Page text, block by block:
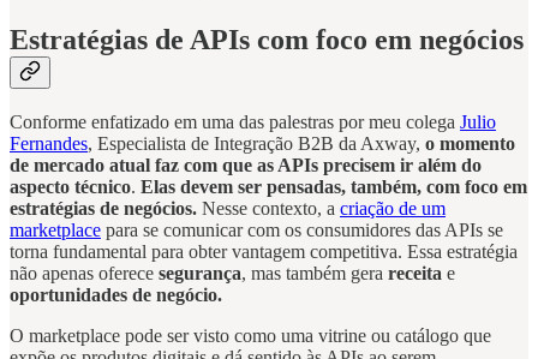
Estratégias de APIs com foco em negócios
Conforme enfatizado em uma das palestras por meu colega Julio
Fernandes, Especialista de Integração B2B da Axway, o momento
de mercado atual faz com que as APIs precisem ir além do
aspecto técnico. Elas devem ser pensadas, também, com foco em
estratégias de negócios. Nesse contexto, a criação de um
marketplace para se comunicar com os consumidores das APIs se
torna fundamental para obter vantagem competitiva. Essa estratégia
não apenas oferece segurança, mas também gera receita e
oportunidades de negócio.
O marketplace pode ser visto como uma vitrine ou catálogo que